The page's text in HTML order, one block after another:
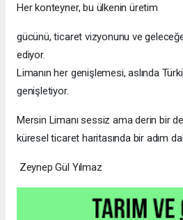
Her konteyner, bu ülkenin üretim
gücünü, ticaret vizyonunu ve geleceğe
ediyor.
Limanın her genişlemesi, aslında
genişletiyor.
Mersin Limanı sessiz ama derin bir
küresel ticaret haritasında bir adım
Zeynep Gül Yılmaz